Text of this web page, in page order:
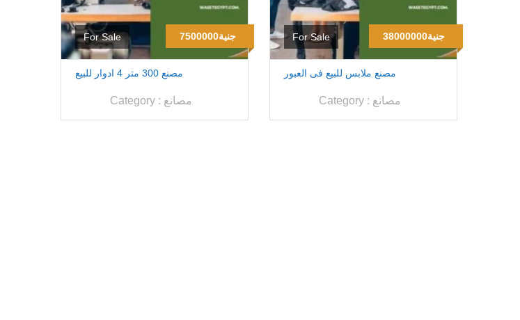
For Sale 7500000جنية
مصنع 300 متر 4 ادوار للبيع
Category : مصانع
For Sale 38000000جنية
مصنع ملابس للبيع فى العبور
Category : مصانع